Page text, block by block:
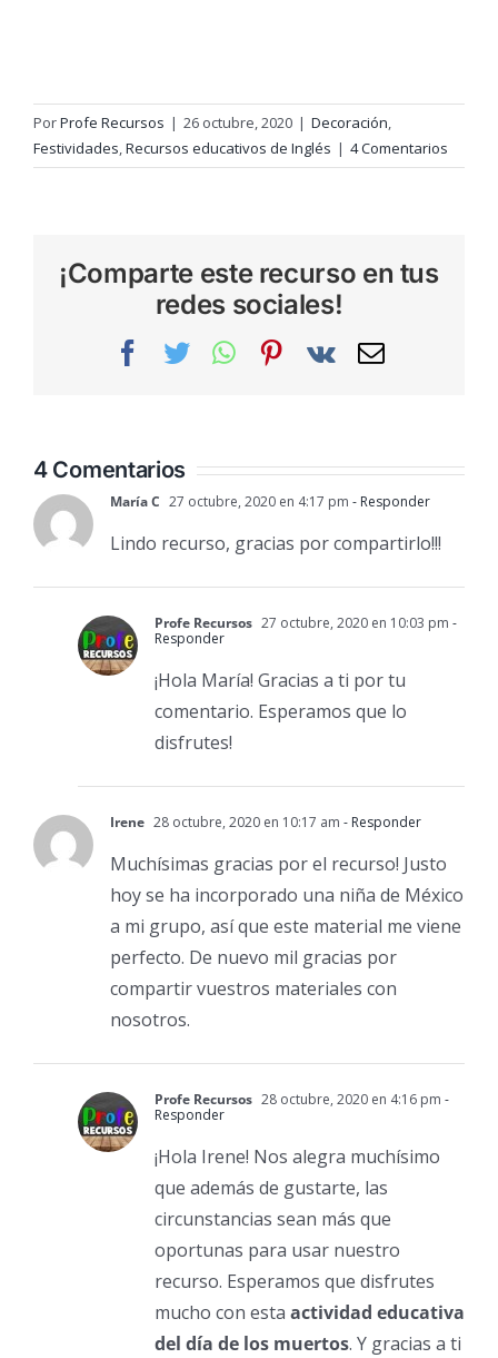
PorProfe Recursos | 26 octubre, 2020 | Decoración,
Festividades,Recursos educativos de Inglés | 4 Comentarios
¡Comparte este recurso en tus
redes sociales!
Facebook
TwitterWhatsAppPinterest
Vk
Correo
4 Comentarios
María C 27 octubre, 2020 en 4:17 pm - Responder
Lindo recurso, gracias por compartirlo!!!
Profe Recursos 27 octubre, 2020 en 10:03 pm -
Responder
¡Hola María! Gracias a ti por tu
comentario. Esperamos que lo
disfrutes!
Irene 28 octubre, 2020 en 10:17 am - Responder
Muchísimas gracias por el recurso! Justo
hoy se ha incorporado una niña de México
a mi grupo, así que este material me viene
perfecto. De nuevo mil gracias por
compartir vuestros materiales con
nosotros.
Profe Recursos 28 octubre, 2020 en 4:16 pm -
Responder
¡Hola Irene! Nos alegra muchísimo
que además de gustarte, las
circunstancias sean más que
oportunas para usar nuestro
recurso. Esperamos que disfrutes
mucho con esta actividad educativa
del día de los muertos. Y gracias a ti